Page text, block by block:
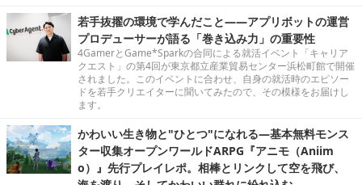
若手抜擢の環境で学んだこと――アプリボットの運営
プロデューサーが語る「巻き込み力」の重要性
4GamerとGame*Sparkの合同による就活イベント「キャリア
クエスト」の第4回が東京都立産業貿易センター浜松町館で開催
されました。このイベントに合わせ、自身の就活時のエピソー
ドを若手クリエイターに聞いてみたので、その模様をお届けし
ます。
かわいい生き物と"ひとつ"になれる―基本無料モンス
ター収集オープンワールドARPG『アニモ（Aniim
o）』先行プレイレポ。相棒とリンクして空を飛び、